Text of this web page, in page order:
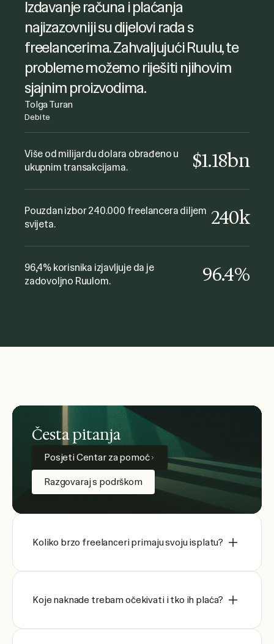
Ruul mi je omogućio jednostavan
pristup računima freelancera i
učinkovito upravljanje plaćanjima.
Također sam vrlo zadovoljna načinom
na koji su moji upiti riješeni.
Joanna Dworniczak
kyu Collective
Izdavanje računa i plaćanja
najizazovniji su dijelovi rada s
freelancerima. Zahvaljujući Ruulu, te
probleme možemo riješiti njihovim
sjajnim proizvodima.
Tolga Turan
Debite
Ovo je vrlo praktičan način plaćanja
freelancera, bilo je lako i bez
komplikacija. Sjajna usluga i podrška!
Definitivno preporučujem!
Fabio Minuzzi
The Gate Music
Više od milijardu dolara obrađeno u
ukupnim transakcijama.
$1.18bn
Pouzdan izbor 240.000 freelancera diljem
svijeta.
240k
96,4% korisnika izjavljuje da je
zadovoljno Ruulom.
96.4%
Česta pitanja
Posjeti Centar za pomoć
Razgovaraj s podrškom
Koliko brzo freelanceri primaju svoju isplatu?
Koje naknade trebam očekivati i tko ih plaća?